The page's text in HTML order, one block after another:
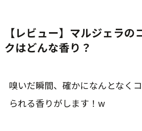
【レビュー】マルジェラの
クはどんな香り？
嗅いだ瞬間、確かになんとなく
られる香りがします！w